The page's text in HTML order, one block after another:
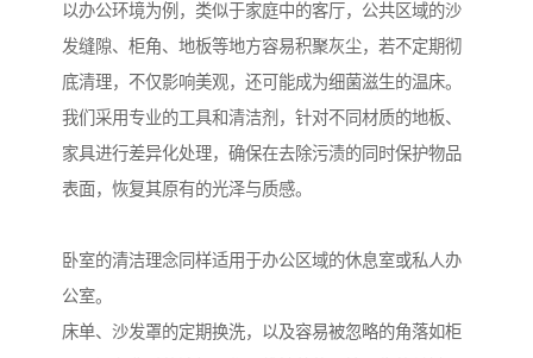
以办公环境为例，类似于家庭中的客厅，公共区域的沙
发缝隙、柜角、地板等地方容易积聚灰尘，若不定期彻
底清理，不仅影响美观，还可能成为细菌滋生的温床。
我们采用专业的工具和清洁剂，针对不同材质的地板、
家具进行差异化处理，确保在去除污渍的同时保护物品
表面，恢复其原有的光泽与质感。
卧室的清洁理念同样适用于办公区域的休息室或私人办
公室。
床单、沙发罩的定期换洗，以及容易被忽略的角落如柜